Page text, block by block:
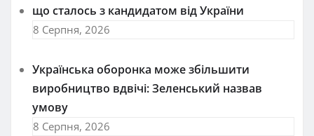
що сталось з кандидатом від України
8 Серпня, 2026
Українська оборонка може збільшити
виробництво вдвічі: Зеленський назвав
умову
8 Серпня, 2026